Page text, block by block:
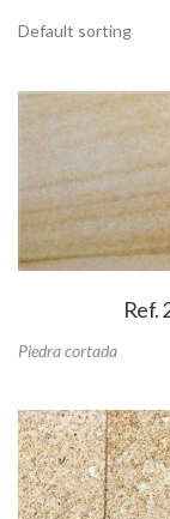
Ref.
Piedra cortada